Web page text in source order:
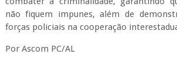
não fiquem impunes, além de
forças policiais na cooperação
Por Ascom PC/AL